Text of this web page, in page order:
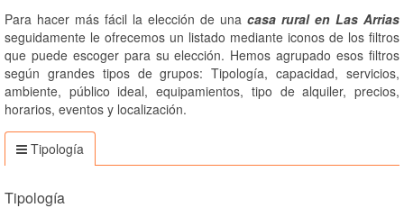
Para hacer más fácil la elección de una casa rural en Las Arrias
seguidamente le ofrecemos un listado mediante iconos de los filtros
que puede escoger para su elección. Hemos agrupado esos filtros
según grandes tipos de grupos: Tipología, capacidad, servicios,
ambiente, público ideal, equipamientos, tipo de alquiler, precios,
horarios, eventos y localización.
Tipología
Tipología